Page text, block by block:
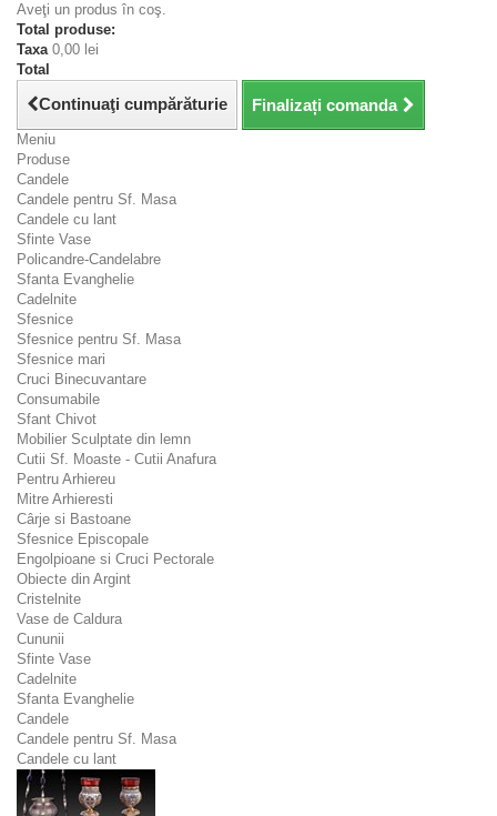
Aveţi un produs în coş.
Total produse:
Taxa 0,00 lei
Total
Continuaţi cumpărăturie Finalizați comanda
Meniu
Produse
Candele
Candele pentru Sf. Masa
Candele cu lant
Sfinte Vase
Policandre-Candelabre
Sfanta Evanghelie
Cadelnite
Sfesnice
Sfesnice pentru Sf. Masa
Sfesnice mari
Cruci Binecuvantare
Consumabile
Sfant Chivot
Mobilier Sculptate din lemn
Cutii Sf. Moaste - Cutii Anafura
Pentru Arhiereu
Mitre Arhieresti
Cârje si Bastoane
Sfesnice Episcopale
Engolpioane si Cruci Pectorale
Obiecte din Argint
Cristelnite
Vase de Caldura
Cununii
Sfinte Vase
Cadelnite
Sfanta Evanghelie
Candele
Candele pentru Sf. Masa
Candele cu lant